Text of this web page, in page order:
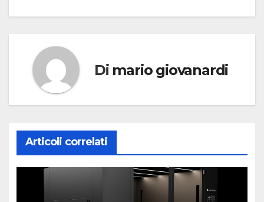
Di mario giovanardi
Articoli correlati